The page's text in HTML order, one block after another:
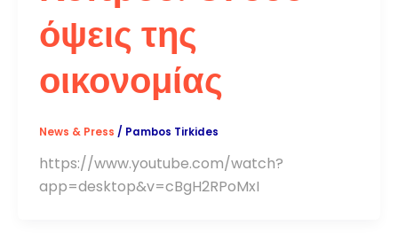
όψεις της
οικονομίας
News & Press / Pambos Tirkides
https://www.youtube.com/watch?
app=desktop&v=cBgH2RPoMxI